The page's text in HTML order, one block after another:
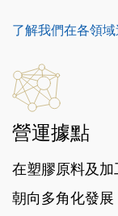
了解我們在各領
營運據點
在塑膠原料及
朝向多角化發